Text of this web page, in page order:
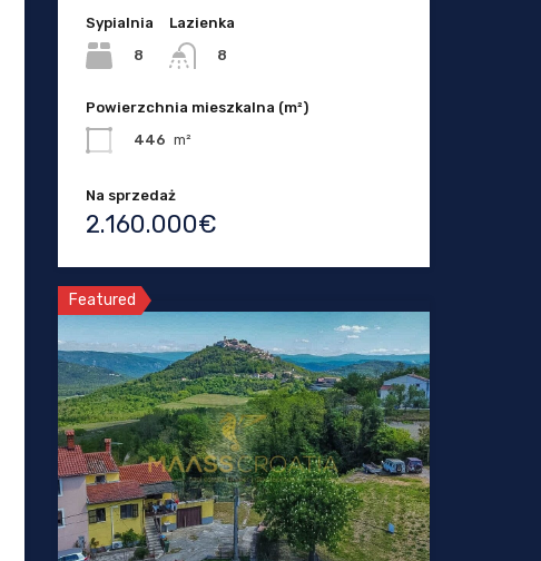
Sypialnia
8
Lazienka
8
Powierzchnia mieszkalna (m²)
446 m²
Na sprzedaż
2.160.000€
Featured